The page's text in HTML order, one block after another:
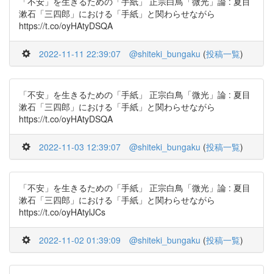
漱石「三四郎」における「手紙」と関わらせながら
https://t.co/oyHAtyDSQA
2022-11-11 22:39:07 @shiteki_bungaku (投稿一覧)
「不安」を生きるための「手紙」 正宗白鳥「微光」論 : 夏目
漱石「三四郎」における「手紙」と関わらせながら
https://t.co/oyHAtyDSQA
2022-11-03 12:39:07 @shiteki_bungaku (投稿一覧)
「不安」を生きるための「手紙」 正宗白鳥「微光」論 : 夏目
漱石「三四郎」における「手紙」と関わらせながら
https://t.co/oyHAtylJCs
2022-11-02 01:39:09 @shiteki_bungaku (投稿一覧)